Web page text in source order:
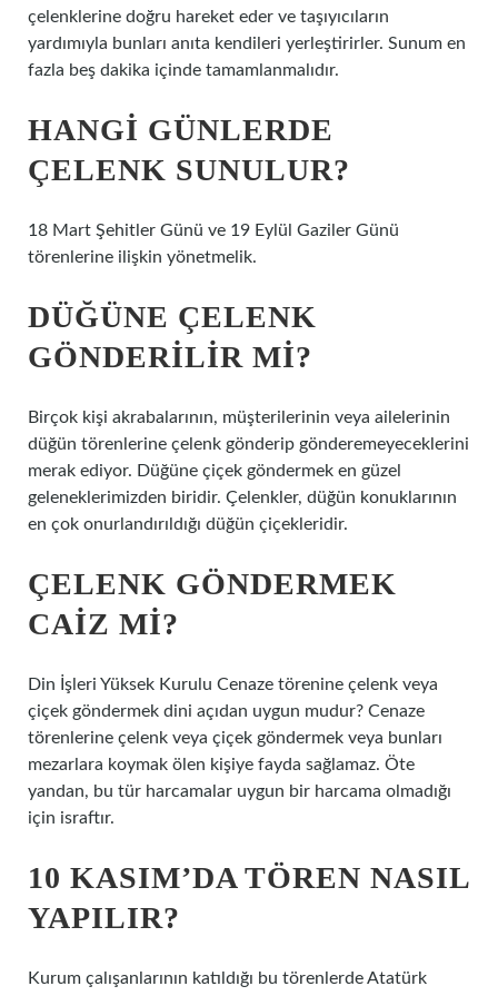
çelenklerine doğru hareket eder ve taşıyıcıların
yardımıyla bunları anıta kendileri yerleştirirler. Sunum en
fazla beş dakika içinde tamamlanmalıdır.
HANGI GÜNLERDE
ÇELENK SUNULUR?
18 Mart Şehitler Günü ve 19 Eylül Gaziler Günü
törenlerine ilişkin yönetmelik.
DÜĞÜNE ÇELENK
GÖNDERILIR MI?
Birçok kişi akrabalarının, müşterilerinin veya ailelerinin
düğün törenlerine çelenk gönderip gönderemeyeceklerini
merak ediyor. Düğüne çiçek göndermek en güzel
geleneklerimizden biridir. Çelenkler, düğün konuklarının
en çok onurlandırıldığı düğün çiçekleridir.
ÇELENK GÖNDERMEK
CAIZ MI?
Din İşleri Yüksek Kurulu Cenaze törenine çelenk veya
çiçek göndermek dini açıdan uygun mudur? Cenaze
törenlerine çelenk veya çiçek göndermek veya bunları
mezarlara koymak ölen kişiye fayda sağlamaz. Öte
yandan, bu tür harcamalar uygun bir harcama olmadığı
için israftır.
10 KASIM’DA TÖREN NASIL
YAPILIR?
Kurum çalışanlarının katıldığı bu törenlerde Atatürk